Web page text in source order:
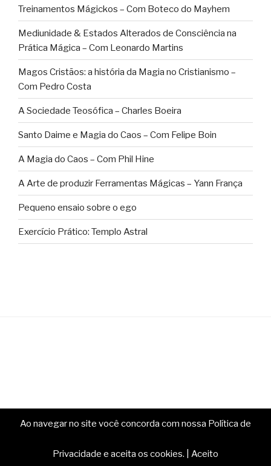
Treinamentos Mágickos – Com Boteco do Mayhem
Mediunidade & Estados Alterados de Consciência na
Prática Mágica – Com Leonardo Martins
Magos Cristãos: a história da Magia no Cristianismo –
Com Pedro Costa
A Sociedade Teosófica – Charles Boeira
Santo Daime e Magia do Caos – Com Felipe Boin
A Magia do Caos – Com Phil Hine
A Arte de produzir Ferramentas Mágicas – Yann França
Pequeno ensaio sobre o ego
Exercício Prático: Templo Astral
Ao navegar no site você concorda com nossa Política de
Privacidade e aceita os cookies. Aceito
reservados.